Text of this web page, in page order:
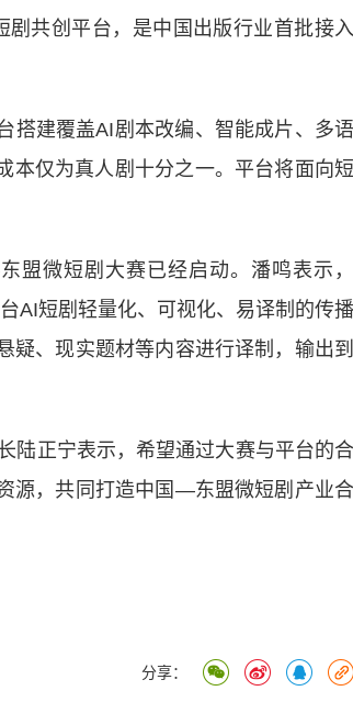
共创平台，是中国出版行业首批接入
建覆盖AI剧本改编、智能成片、多语
本仅为真人剧十分之一。平台将面向短
微短剧大赛已经启动。潘鸣表示，
AI短剧轻量化、可视化、易译制的传播
疑、现实题材等内容进行译制，输出到
正宁表示，希望通过大赛与平台的合
源，共同打造中国—东盟微短剧产业合
分享：